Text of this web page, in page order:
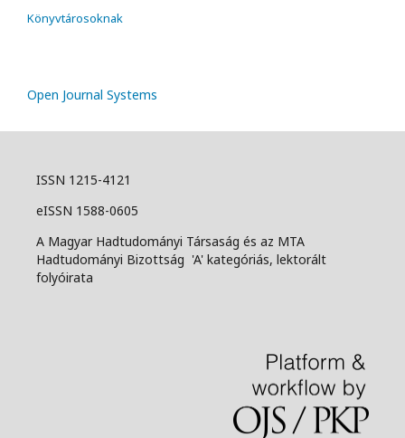
Könyvtárosoknak
Open Journal Systems
ISSN 1215-4121
eISSN 1588-0605
A Magyar Hadtudományi Társaság és az MTA
Hadtudományi Bizottság 'A' kategóriás, lektorált
folyóirata